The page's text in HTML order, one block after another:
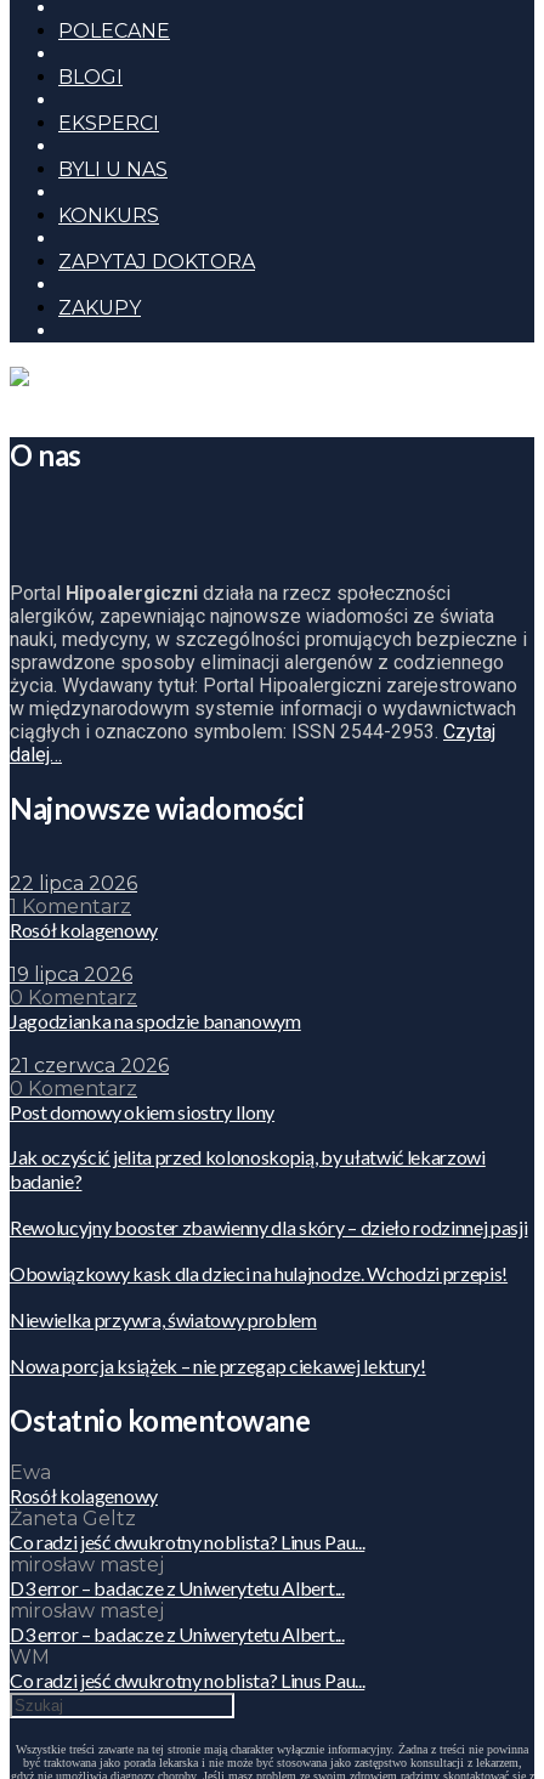
POLECANE
BLOGI
EKSPERCI
BYLI U NAS
KONKURS
ZAPYTAJ DOKTORA
ZAKUPY
O nas
Portal Hipoalergiczni działa na rzecz społeczności
alergików, zapewniając najnowsze wiadomości ze świata
nauki, medycyny, w szczególności promujących bezpieczne i
sprawdzone sposoby eliminacji alergenów z codziennego
życia. Wydawany tytuł: Portal Hipoalergiczni zarejestrowano
w międzynarodowym systemie informacji o wydawnictwach
ciągłych i oznaczono symbolem: ISSN 2544-2953. Czytaj
dalej…
Najnowsze wiadomości
22 lipca 2026
1 Komentarz
Rosół kolagenowy
19 lipca 2026
0 Komentarz
Jagodzianka na spodzie bananowym
21 czerwca 2026
0 Komentarz
Post domowy okiem siostry Ilony
Jak oczyścić jelita przed kolonoskopią, by ułatwić lekarzowi
badanie?
Rewolucyjny booster zbawienny dla skóry – dzieło rodzinnej pasji
Obowiązkowy kask dla dzieci na hulajnodze. Wchodzi przepis!
Niewielka przywra, światowy problem
Nowa porcja książek – nie przegap ciekawej lektury!
Ostatnio komentowane
Ewa
Rosół kolagenowy
Żaneta Geltz
Co radzi jeść dwukrotny noblista? Linus Pau...
mirosław mastej
D3 error – badacze z Uniwerytetu Albert...
mirosław mastej
D3 error – badacze z Uniwerytetu Albert...
WM
Co radzi jeść dwukrotny noblista? Linus Pau...
Wszystkie treści zawarte na tej stronie mają charakter wyłącznie informacyjny. Żadna z treści nie powinna
być traktowana jako porada lekarska i nie może być stosowana jako zastępstwo konsultacji z lekarzem,